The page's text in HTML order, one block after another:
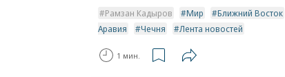
Рамзан Кадыров Мир Ближний Восток
Аравия
Чечня Лента новостей
1 мин.